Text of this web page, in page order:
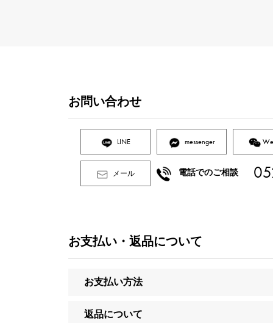
お問い合わせ
LINE messenger
メール 電話でのご相談
お支払い・返品について
お支払い方法
返品について